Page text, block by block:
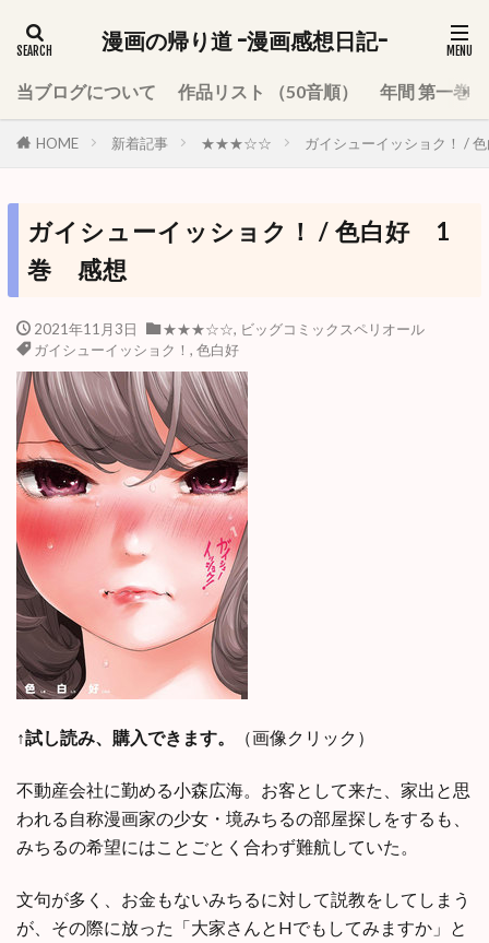
漫画の帰り道 -漫画感想日記-
当ブログについて 作品リスト （50音順） 年間 第一巻
HOME 新着記事 ★★★☆☆ ガイシューイッショク！ /
ガイシューイッショク！ / 色白好 1
巻 感想
2021年11月3日 ★★★☆☆, ビッグコミックスペリオール
ガイシューイッショク！ , 色白好
↑試し読み、購入できます。 （画像クリック）
不動産会社に勤める小森広海。お客として来た、家出と思
われる自称漫画家の少女・境みちるの部屋探しをするも、
みちるの希望にはことごとく合わず難航していた。
文句が多く、お金もないみちるに対して説教をしてしまう
が、その際に放った「大家さんとHでもしてみますか」と